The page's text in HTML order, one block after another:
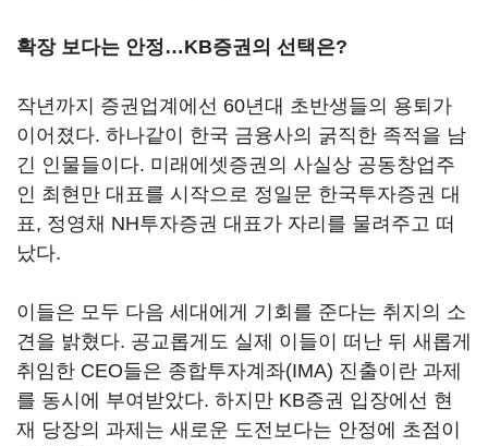
확장 보다는 안정…KB증권의 선택은?
작년까지 증권업계에선 60년대 초반생들의 용퇴가
이어졌다. 하나같이 한국 금융사의 굵직한 족적을 남
긴 인물들이다. 미래에셋증권의 사실상 공동창업주
인 최현만 대표를 시작으로 정일문 한국투자증권 대
표, 정영채 NH투자증권 대표가 자리를 물려주고 떠
났다.
이들은 모두 다음 세대에게 기회를 준다는 취지의 소
견을 밝혔다. 공교롭게도 실제 이들이 떠난 뒤 새롭게
취임한 CEO들은 종합투자계좌(IMA) 진출이란 과제
를 동시에 부여받았다. 하지만 KB증권 입장에선 현
재 당장의 과제는 새로운 도전보다는 안정에 초점이